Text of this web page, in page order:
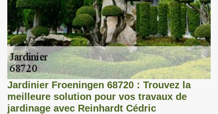
Jardinier Froeningen 68720 : Trouvez la
meilleure solution pour vos travaux de
jardinage avec Reinhardt Cédric